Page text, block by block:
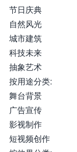
节日庆典
自然风光
城市建筑
科技未来
抽象艺术
按用途分类:
舞台背景
广告宣传
影视制作
短视频创作